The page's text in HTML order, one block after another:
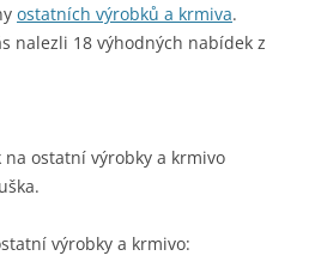
ostatních výrobků a krmiva.
nalezli 18 výhodných nabídek z
ostatní výrobky a krmivo
výrobky a krmivo: